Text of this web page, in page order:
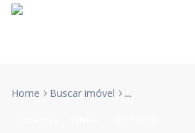
Home Buscar imóvel ...